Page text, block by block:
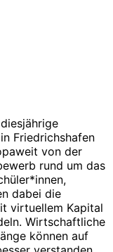
Friedrichshafen
von der
rund um das
dabei die
virtuellem Kapital
Wirtschaftliche
können auf